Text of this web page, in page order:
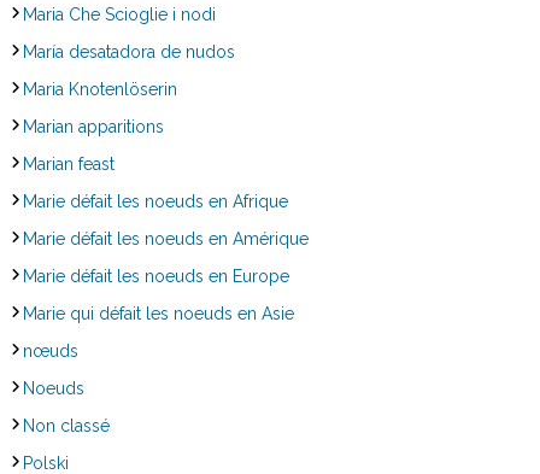
Maria Che Scioglie i nodi
María desatadora de nudos
Maria Knotenlöserin
Marian apparitions
Marian feast
Marie défait les noeuds en Afrique
Marie défait les noeuds en Amérique
Marie défait les noeuds en Europe
Marie qui défait les noeuds en Asie
nœuds
Noeuds
Non classé
Polski